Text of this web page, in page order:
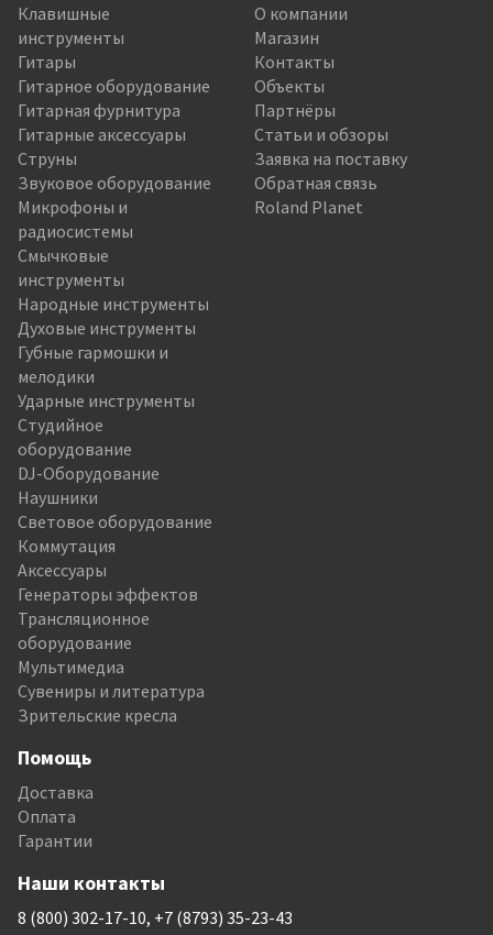
Клавишные
инструменты
Гитары
Гитарное оборудование
Гитарная фурнитура
Гитарные аксессуары
Струны
Звуковое оборудование
Микрофоны и
радиосистемы
Смычковые
инструменты
Народные инструменты
Духовые инструменты
Губные гармошки и
мелодики
Ударные инструменты
Студийное
оборудование
DJ-Оборудование
Наушники
Световое оборудование
Коммутация
Аксессуары
Генераторы эффектов
Трансляционное
оборудование
Мультимедиа
Сувениры и литература
Зрительские кресла
О компании
Магазин
Контакты
Объекты
Партнёры
Статьи и обзоры
Заявка на поставку
Обратная связь
Roland Planet
Помощь
Доставка
Оплата
Гарантии
Наши контакты
8 (800) 302-17-10, +7 (8793) 35-23-43